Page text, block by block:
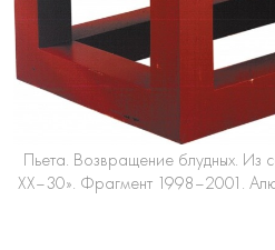
Пьета. Возвращение блудных. Из
ХХ–30». Фрагмент 1998–2001.